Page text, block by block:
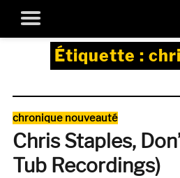
Étiquette :
Catégories
chronique nouveauté
Chris Staples,
Tub Recordings)